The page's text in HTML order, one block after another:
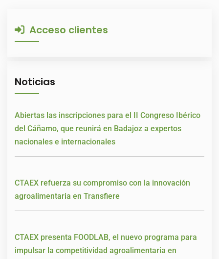
Acceso clientes
Noticias
Abiertas las inscripciones para el II Congreso Ibérico
del Cáñamo, que reunirá en Badajoz a expertos
nacionales e internacionales
CTAEX refuerza su compromiso con la innovación
agroalimentaria en Transfiere
CTAEX presenta FOODLAB, el nuevo programa para
impulsar la competitividad agroalimentaria en